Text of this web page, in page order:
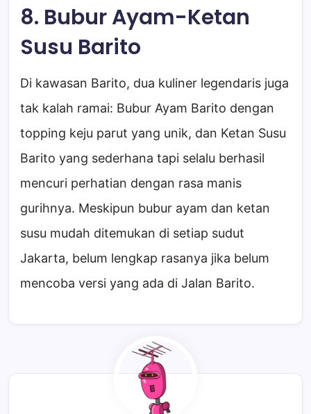
8. Bubur Ayam-Ketan
Susu Barito
Di kawasan Barito, dua kuliner legendaris juga
tak kalah ramai: Bubur Ayam Barito dengan
topping keju parut yang unik, dan Ketan Susu
Barito yang sederhana tapi selalu berhasil
mencuri perhatian dengan rasa manis
gurihnya. Meskipun bubur ayam dan ketan
susu mudah ditemukan di setiap sudut
Jakarta, belum lengkap rasanya jika belum
mencoba versi yang ada di Jalan Barito.